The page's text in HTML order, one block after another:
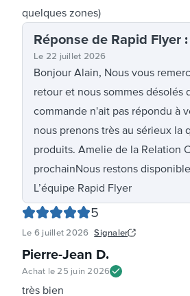
quelques zones)
Réponse de Rapid Flyer :
Le 22 juillet 2026
Bonjour Alain, Nous vous
retour et nous sommes désolés
commande n'ait pas répondu à
nous prenons très au sérieux la
produits. Amelie de la Relation
prochainNous restons
L’équipe Rapid Flyer
5
Le 6 juillet 2026 Signaler
Pierre-Jean D.
Achat le 25 juin 2026
très bien